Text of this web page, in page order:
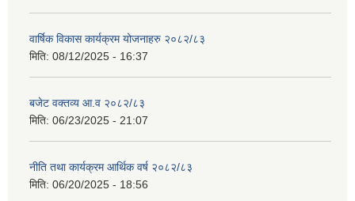
वार्षिक विकास कार्यक्रम योजनाहरु २०८२/८३
मिति: 08/12/2025 - 16:37
बजेट वक्तव्य आ.व २०८२/८३
मिति: 06/23/2025 - 21:07
नीति तथा कार्यक्रम आर्थिक वर्ष २०८२/८३
मिति: 06/20/2025 - 18:56